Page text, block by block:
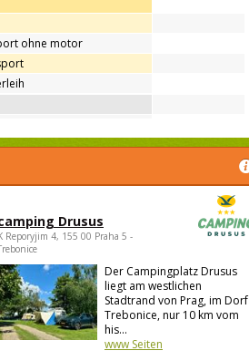
ohne motor
Drusus
Reporyjim 4, 155 00 Praha 5 -
Der Campingplatz Drusus
liegt am westlichen
Stadtrand von Prag, im Dorf
Trebonice, nur 10 km vom
his...
www Seiten